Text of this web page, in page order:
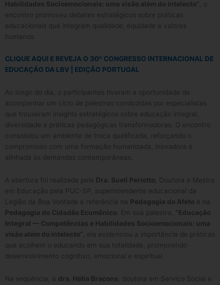
Habilidades Socioemocionais: uma visão além do intelecto” , o
encontro promoveu debates estratégicos sobre práticas
educacionais que integram qualidade, equidade e valores
humanos.
CLIQUE AQUI E REVEJA O 30º CONGRESSO INTERNACIONAL DE
EDUCAÇÃO DA LBV | EDIÇÃO PORTUGAL
Ao longo do dia, o participantes tiveram a oportunidade de
acompanhar um ciclo de palestras conduzidas por especialistas
que trouxeram insights estratégicos sobre educação integral,
diversidade e práticas pedagógicas transformadoras. O encontro
consolidou um ambiente de troca qualificada, reforçando o
compromisso com uma formação humanizada, inovadora e
alinhada às demandas contemporâneas.
A abertura foi realizada pela Dra. Suelí Periotto , Doutora e Mestra
em Educação pela PUC-SP, superintendente educacional da
Legião da Boa Vontade e referência na Pedagogia do Afeto e na
Pedagogia do Cidadão Ecumênico . Em sua palestra, “Educação
Integral — Competências e Habilidades Socioemocionais: uma
visão além do intelecto” , ela evidenciou a importância de práticas
que acolhem o educando em sua totalidade, promovendo
desenvolvimento cognitivo, emocional e espiritual.
Na sequência, a dra. Hélia Bracons , doutora em Serviço Social e